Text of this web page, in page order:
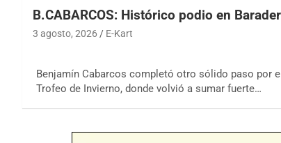
B.CABARCOS: Histórico podio en
3 agosto, 2026 E-Kart
Benjamín Cabarcos completó otro sólido paso por el
Trofeo de Invierno, donde volvió a sumar fuerte…